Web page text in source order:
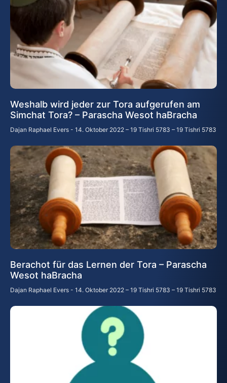
Weshalb wird jeder zur Tora aufgerufen am
Simchat Tora? – Parascha Wesot haBracha
Dajan Raphael Evers 14. Oktober 2022 – 19 Tishri 5783 – 19 Tishri 5783
Berachot für das Lernen der Tora – Parascha
Wesot haBracha
Dajan Raphael Evers 14. Oktober 2022 – 19 Tishri 5783 – 19 Tishri 5783